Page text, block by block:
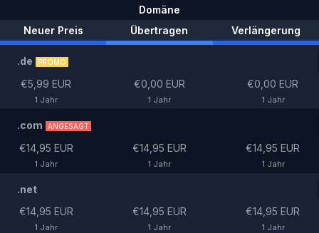
Domäne
Neuer Preis
Übertragen Verlängerung
.de PROMO
€5,99 EUR
1 Jahr
€0,00 EUR
1 Jahr
€0,00 EUR
1 Jahr
.com ANGESAGT
€14,95 EUR
1 Jahr
€14,95 EUR
1 Jahr
€14,95 EUR
1 Jahr
.net
€14,95 EUR
1 Jahr
€14,95 EUR
1 Jahr
€14,95 EUR
1 Jahr